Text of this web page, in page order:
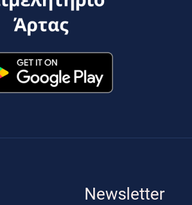
Newsletter